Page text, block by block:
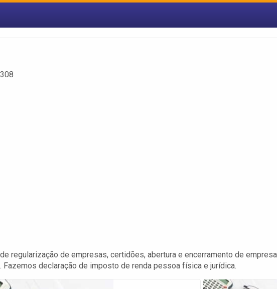
regularização de empresas, certidões, abertura e encerramento de
declaração de imposto de renda pessoa física e jurídica.